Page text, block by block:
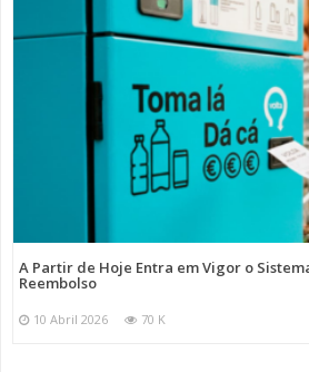
A Partir de Hoje Entra em Vigor o
Reembolso
10 Abril 2026 70 K